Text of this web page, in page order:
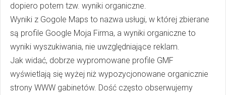
dopiero potem tzw. wyniki organiczne.
Wyniki z Gogole Maps to nazwa usługi, w której zbierane
są profile Google Moja Firma, a wyniki organiczne to
wyniki wyszukiwania, nie uwzględniające reklam.
Jak widać, dobrze wypromowane profile GMF
wyświetlają się wyżej niż wypozycjonowane organicznie
strony WWW gabinetów. Dość często obserwujemy